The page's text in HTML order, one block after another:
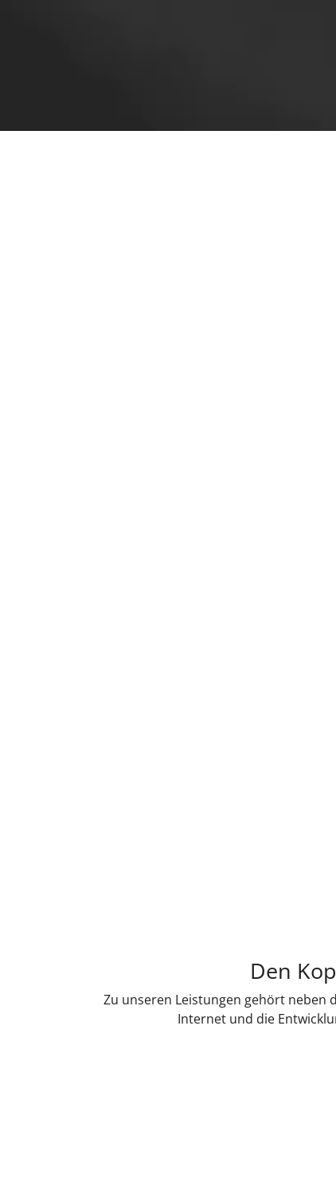
Den
Zu unseren Leistungen gehört neben
Internet und die